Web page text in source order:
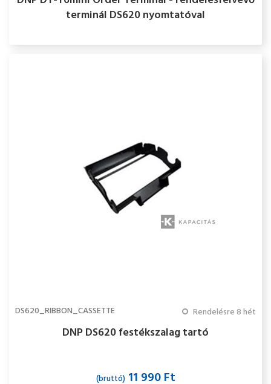
terminál DS620 nyomtatóval
DS620_RIBBON_CASSETTE Rendelésre 8 hét
DNP DS620 festékszalag tartó
(bruttó)11 990 Ft